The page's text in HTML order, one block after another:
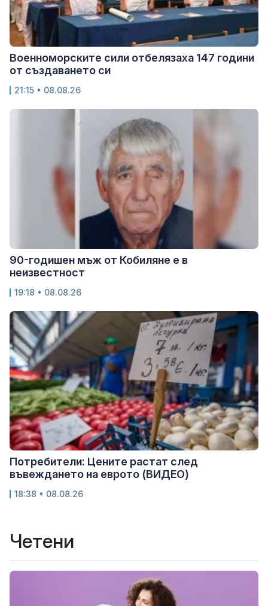
Военноморските сили отбелязаха 147 години
от създаването си
21:15 • 08.08.26
90-годишен мъж от Кобиляне е в
неизвестност
19:18 • 08.08.26
Потребители: Цените растат след
въвеждането на еврото (ВИДЕО)
18:38 • 08.08.26
Четени